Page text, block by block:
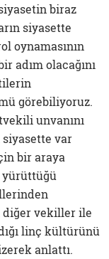
biraz
siyasette
oynamasının
adım olacağını
görebiliyoruz.
unvanını
siyasette var
bir araya
diğer vekiller ile
linç kültürünü
anlattı.